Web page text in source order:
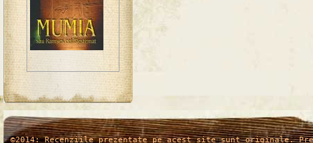
/* */
©2014: Recenziile prezentate pe acest site sunt originale.